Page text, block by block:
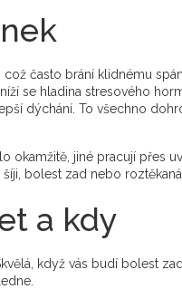
často brání klidnému
se hladina stresového
dýchání. To všechno
okamžitě, jiné pracují přes
bolest zad nebo roztěkaná
a kdy
když vás budí bolest